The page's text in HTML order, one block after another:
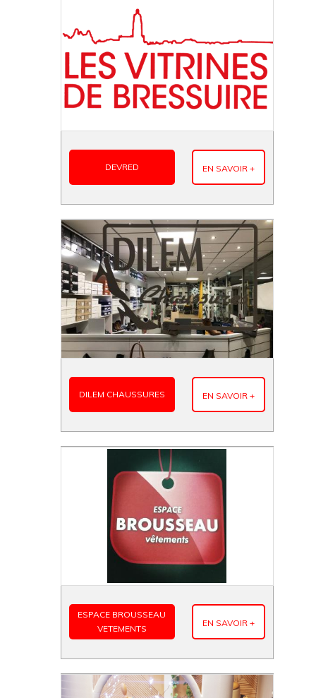
DEVRED EN SAVOIR +
DILEM CHAUSSURES EN SAVOIR +
ESPACE BROUSSEAU
VETEMENTS
EN SAVOIR +